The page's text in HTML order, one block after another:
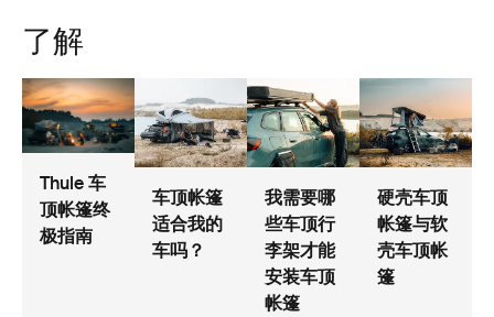
了解
Thule 车
顶帐篷终
极指南
车顶帐篷
适合我的
车吗？
我需要哪
些车顶行
李架才能
安装车顶
帐篷
硬壳车顶
帐篷与软
壳车顶帐
篷